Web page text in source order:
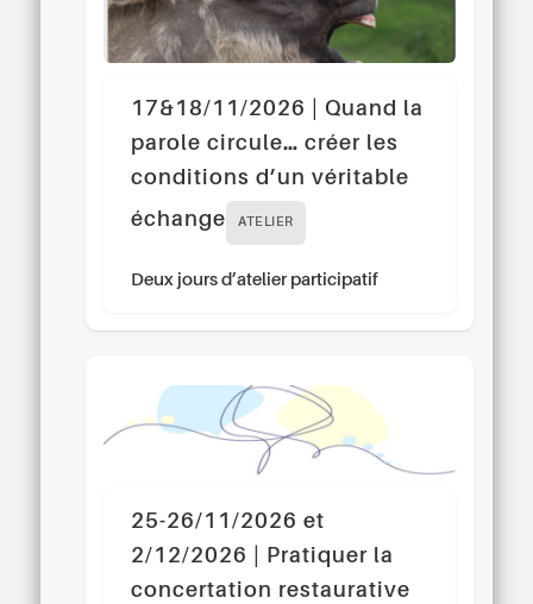
17&18/11/2026 | Quand la
parole circule… créer les
conditions d’un véritable
échange
ATELIER
Deux jours d’atelier participatif
25-26/11/2026 et
2/12/2026 | Pratiquer la
concertation restaurative